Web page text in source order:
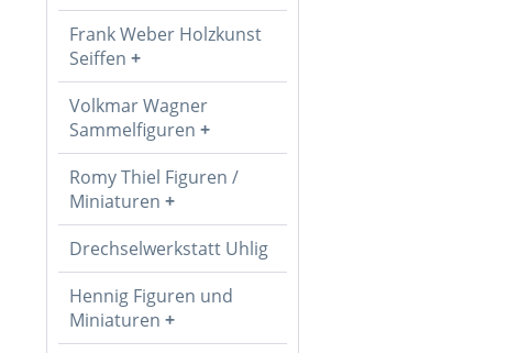
Frank Weber Holzkunst
Seiffen
Volkmar Wagner
Sammelfiguren
Romy Thiel Figuren /
Miniaturen
Drechselwerkstatt Uhlig
Hennig Figuren und
Miniaturen